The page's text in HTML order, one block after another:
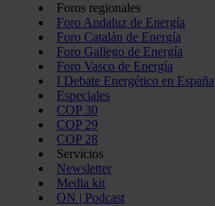
Foros regionales
Foro Andaluz de Energía
Foro Catalán de Energía
Foro Gallego de Energía
Foro Vasco de Energía
I Debate Energético en España
Especiales
COP 30
COP 29
COP 28
Servicios
Newsletter
Media kit
ON | Podcast